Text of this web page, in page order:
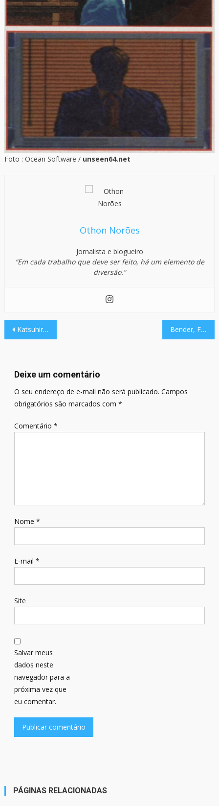
Foto : Ocean Software / unseen64.net
Othon Norões
Jornalista e blogueiro
“Em cada trabalho que deve ser feito, há um elemento de
diversão.”
Navegação
Post
Katsuhiro Harada, produtor de Tekken 8, confirmou que não haverá personagens convidados na lista base do jogo. Bender, Fry e Leela, de Futurama, chegam ao jogo Fortnite.
Deixe um comentário
O seu endereço de e-mail não será publicado. Campos
obrigatórios são marcados com *
Comentário *
Nome *
E-mail *
Site
Salvar meus
dados neste
navegador para a
próxima vez que
eu comentar.
PÁGINAS RELACIONADAS